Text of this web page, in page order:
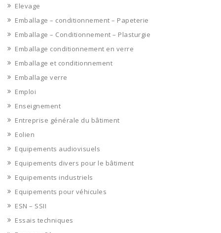
Elevage
Emballage – conditionnement – Papeterie
Emballage – Conditionnement – Plasturgie
Emballage conditionnement en verre
Emballage et conditionnement
Emballage verre
Emploi
Enseignement
Entreprise générale du bâtiment
Eolien
Equipements audiovisuels
Equipements divers pour le bâtiment
Equipements industriels
Equipements pour véhicules
ESN – SSII
Essais techniques